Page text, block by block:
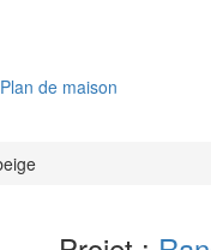
Plan de maison